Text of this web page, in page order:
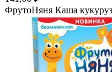
ФрутоНяня Каша